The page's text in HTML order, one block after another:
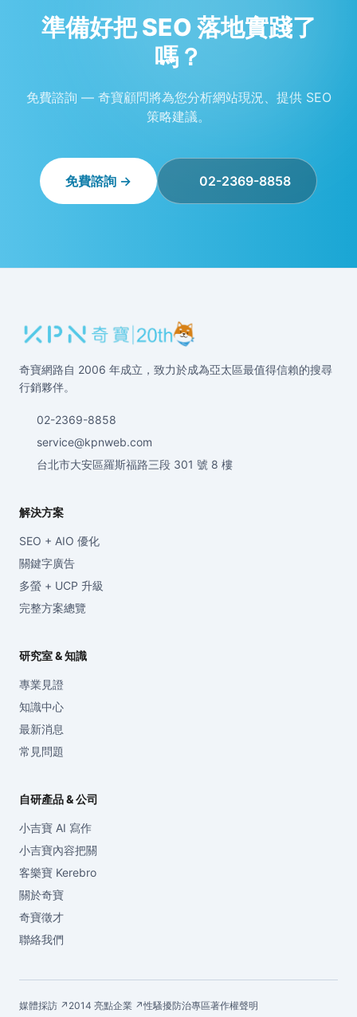
準備好把 SEO 落地實踐了
嗎？
免費諮詢 — 奇寶顧問將為您分析網站現況、提供 SEO
策略建議。
免費諮詢 → 02-2369-8858
奇寶網路自 2006 年成立，致力於成為亞太區最值得信賴的搜尋
行銷夥伴。
02-2369-8858
service@kpnweb.com
台北市大安區羅斯福路三段 301 號 8 樓
解決方案
SEO + AIO 優化
關鍵字廣告
多螢 + UCP 升級
完整方案總覽
研究室 & 知識
專業見證
知識中心
最新消息
常見問題
自研產品 & 公司
小吉寶 AI 寫作
小吉寶內容把關
客樂寶 Kerebro
關於奇寶
奇寶徵才
聯絡我們
媒體採訪 ↗ 2014 亮點企業 ↗性騷擾防治專區著作權聲明